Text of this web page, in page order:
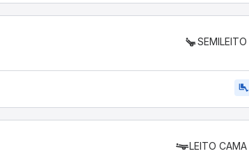
SEMILEITO
airline_seat_legroom_extra
LEITO CAMA